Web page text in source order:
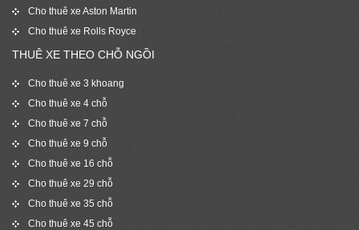
Cho thuê xe Aston Martin
Cho thuê xe Rolls Royce
THUÊ XE THEO CHỖ NGỒI
Cho thuê xe 3 khoang
Cho thuê xe 4 chỗ
Cho thuê xe 7 chỗ
Cho thuê xe 9 chỗ
Cho thuê xe 16 chỗ
Cho thuê xe 29 chỗ
Cho thuê xe 35 chỗ
Cho thuê xe 45 chỗ